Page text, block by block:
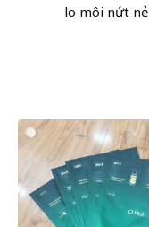
lo môi nứt nẻ